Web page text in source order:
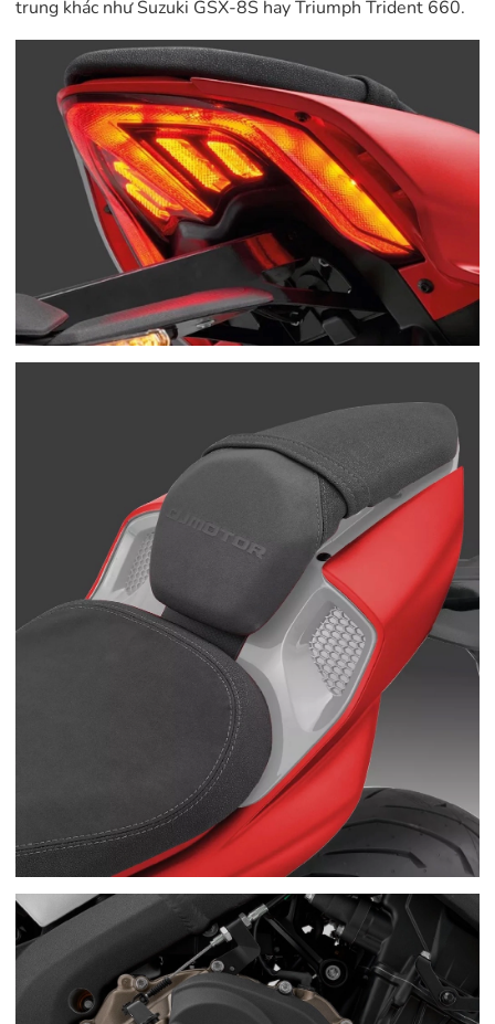
trung khác như Suzuki GSX-8S hay Triumph Trident 660.